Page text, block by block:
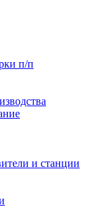
п/п
и станции